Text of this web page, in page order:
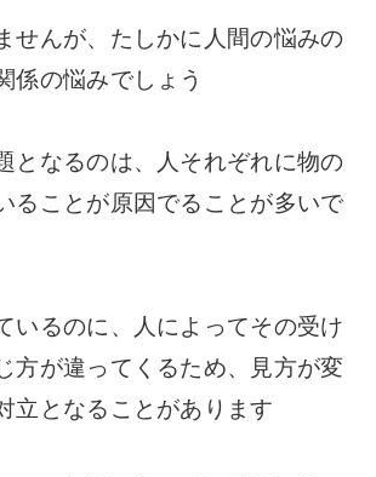
せんが、たしかに人間の悩みの
係の悩みでしょう
となるのは、人それぞれに物の
ることが原因でることが多いで
いるのに、人によってその受け
方が違ってくるため、見方が変
立となることがあります